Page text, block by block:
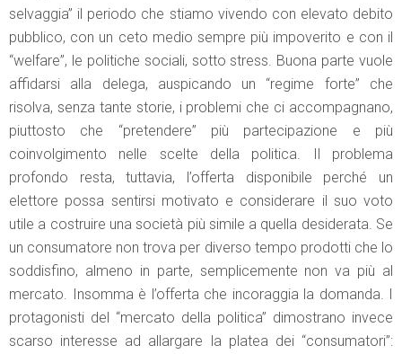
selvaggia” il periodo che stiamo vivendo con elevato debito
pubblico, con un ceto medio sempre più impoverito e con il
“welfare”, le politiche sociali, sotto stress. Buona parte vuole
affidarsi alla delega, auspicando un “regime forte” che
risolva, senza tante storie, i problemi che ci accompagnano,
piuttosto che “pretendere” più partecipazione e più
coinvolgimento nelle scelte della politica. Il problema
profondo resta, tuttavia, l’offerta disponibile perché un
elettore possa sentirsi motivato e considerare il suo voto
utile a costruire una società più simile a quella desiderata. Se
un consumatore non trova per diverso tempo prodotti che lo
soddisfino, almeno in parte, semplicemente non va più al
mercato. Insomma è l’offerta che incoraggia la domanda. I
protagonisti del “mercato della politica” dimostrano invece
scarso interesse ad allargare la platea dei “consumatori”: